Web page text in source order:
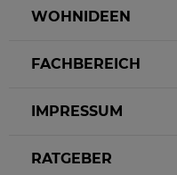
WOHNIDEEN
FACHBEREICH
IMPRESSUM
RATGEBER